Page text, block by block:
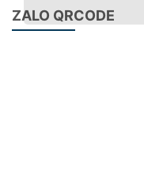
ZALO QRCODE